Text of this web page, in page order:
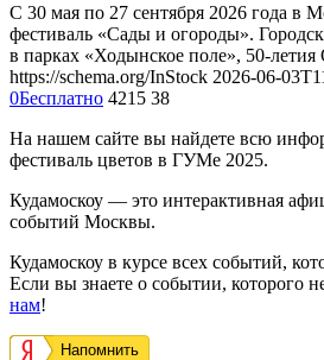
С 30 мая по 27 сентября 2026 года в
фестиваль «Сады и огороды».
в парках «Ходынское поле», 50-
https://schema.org/InStock 2026-06-
0Бесплатно 4215 38
На нашем сайте вы найдете всю
фестиваль цветов в ГУМе 2025.
Кудамоскоу — это интерактивная
событий Москвы.
Кудамоскоу в курсе всех событий,
Если вы знаете о событии, которого
нам!
Напомнить